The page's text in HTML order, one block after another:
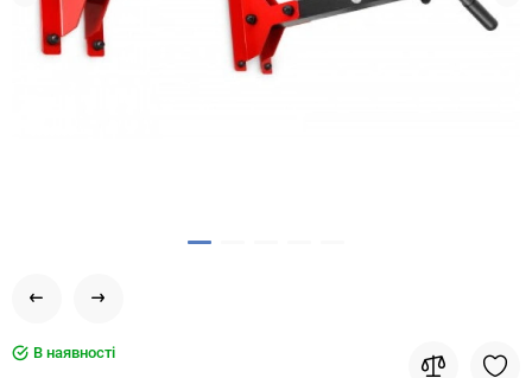
В наявності